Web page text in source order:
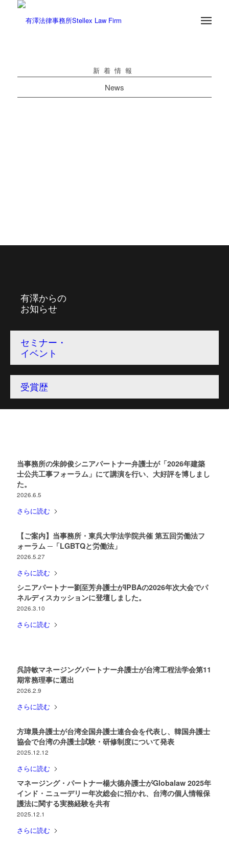
新着情報
News
有澤からの
お知らせ
セミナー・
イベント
受賞歴
当事務所の朱帥俊シニアパートナー弁護士が「2026年建築
士公共工事フォーラム」にて講演を行い、大好評を博しまし
た。
2026.6.5
さらに読む
【ご案内】当事務所・東呉大学法学院共催 第五回労働法フ
ォーラム ─「LGBTQと労働法」
2026.5.27
さらに読む
シニアパートナー劉至芳弁護士がIPBAの2026年次大会でパ
ネルディスカッションに登壇しました。
2026.3.10
さらに読む
呉詩敏マネージングパートナー弁護士が台湾工程法学会第11
期常務理事に選出
2026.2.9
さらに読む
方瑋晨弁護士が台湾全国弁護士連合会を代表し、韓国弁護士
協会で台湾の弁護士試験・研修制度について発表
2025.12.12
さらに読む
マネージング・パートナー楊大德弁護士がGlobalaw 2025年
インド・ニューデリー年次総会に招かれ、台湾の個人情報保
護法に関する実務経験を共有
2025.12.1
さらに読む